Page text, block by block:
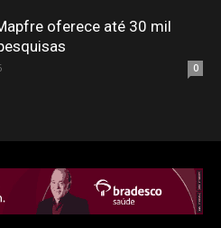
oferece até 30 mil
0